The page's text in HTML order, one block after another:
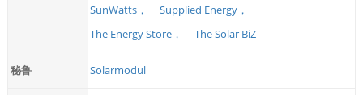
SunWatts，
Supplied Energy，
The Energy Store，
The Solar BiZ
秘鲁 Solarmodul